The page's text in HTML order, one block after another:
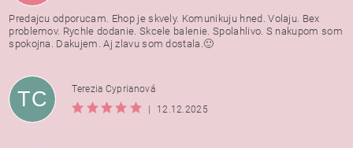
Predajcu odporucam. Ehop je skvely. Komunikuju hned. Volaju. Bex
problemov. Rychle dodanie. Skcele balenie. Spolahlivo. S nakupom som
spokojna. Dakujem. Aj zlavu som dostala.🙂
TC
Terezia Cyprianová
12.12.2025